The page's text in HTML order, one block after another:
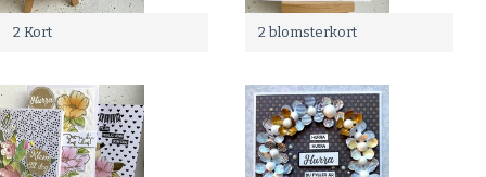
2 Kort 2 blomsterkort